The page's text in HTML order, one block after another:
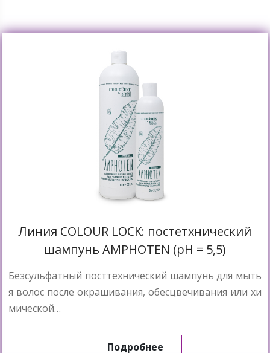
Линия COLOUR LOCK: постетхнический
шампунь AMPHOTEN (pH = 5,5)
Безсульфатный посттехнический шампунь для мыть
я волос после окрашивания, обесцвечивания или хи
мической…
Подробнее